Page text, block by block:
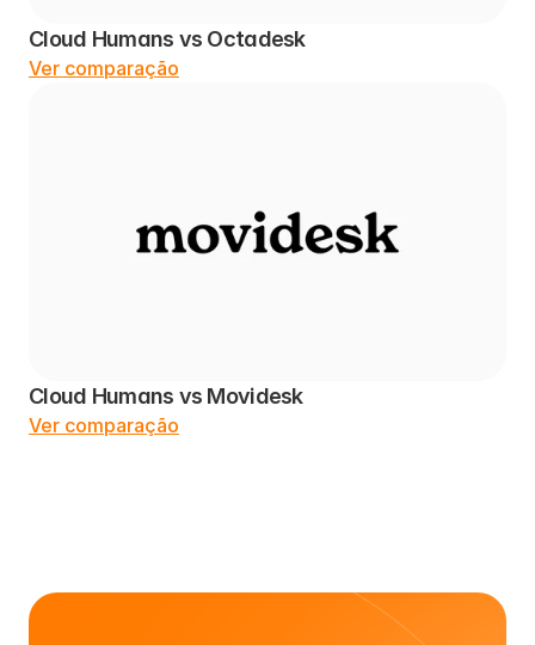
Cloud Humans vs Octadesk
Ver comparação
Cloud Humans vs Movidesk
Ver comparação